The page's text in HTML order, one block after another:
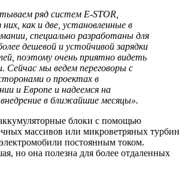
ряд систем E-STOR,
как и две, установленные в
специально разработаны для
дешевой и устойчивой зарядки
поэтому очень приятно видеть
Сейчас мы ведем переговоры с
о проектах в
и Европе и надеемся на
в ближайшие месяцы».
блоки с помощью
массивов или микроветряных турбин
постоянным током.
но она полезна для более отдаленных